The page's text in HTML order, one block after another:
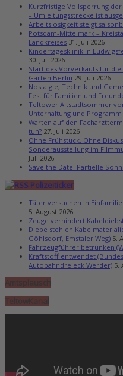
Kurzfristige Vollsperrung
– Umleitungsstrecke ist
Arbeitslosigkeit steigt
Potsdam-Mittelmark –
Landkreises 31. Juli 2026
Kindertagesklinik in
30. Juli 2026
Start des Vorverkaufs für
Garten Berlin 29. Juli 2026
Nostalgie, Technik und
Fest für Familien und
Teltower Altstadtsommer
Unterhaltung und
Warten auf den
tun? 27. Juli 2026
Ohne Frühstück. Ohne
Sonderausstellung im
Juli 2026
Save the Date: Partielle
Polizeiticker
Täter versuchen in
5. August 2026
Zeuge verhindert
Diebe stehlen
Göhlsdorf, Emstaler Weg) 5.
Fahrzeugführer betrunken
Kraftstoff entwendet
Autobahndreieck Werder) 5.
Amtsplausch
TeltowKanal